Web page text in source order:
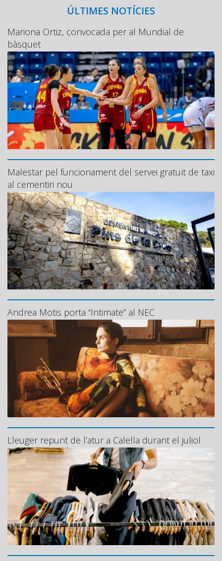
ÚLTIMES NOTÍCIES
Mariona Ortiz, convocada per al Mundial de
bàsquet
Malestar pel funcionament del servei gratuït de taxi
al cementiri nou
Andrea Motis porta “Intimate” al NEC
Lleuger repunt de l’atur a Calella durant el juliol